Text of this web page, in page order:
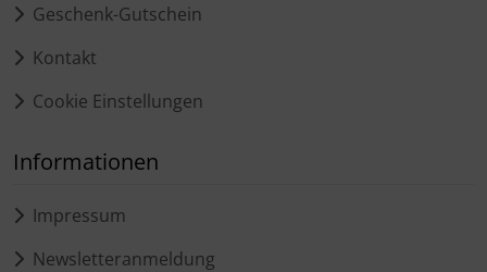
Geschenk-Gutschein
Kontakt
Cookie Einstellungen
Informationen
Impressum
Newsletteranmeldung